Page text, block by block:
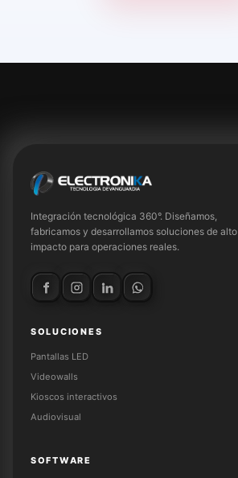
Integración tecnológica 360°. Diseñamos,
fabricamos y desarrollamos soluciones de alto
impacto para operaciones reales.
SOLUCIONES
Pantallas LED
Videowalls
Kioscos interactivos
Audiovisual
SOFTWARE